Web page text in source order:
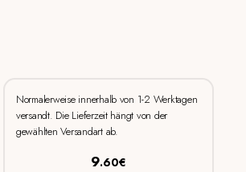
Normalerweise innerhalb von 1-2 Werktagen
versandt. Die Lieferzeit hängt von der
gewählten Versandart ab.
9.60€